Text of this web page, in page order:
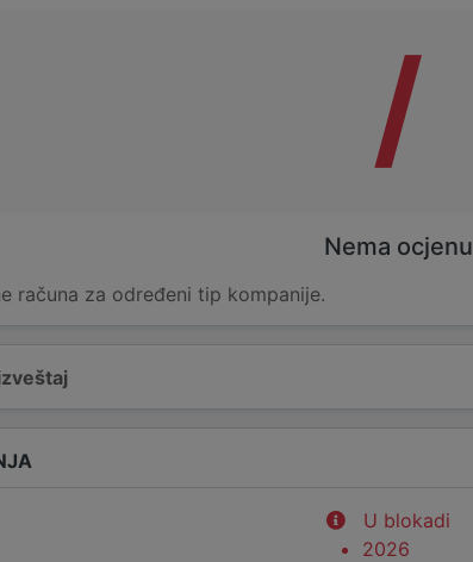
/
Nema ocjenu
računa za određeni tip kompanije.
U blokadi
2026